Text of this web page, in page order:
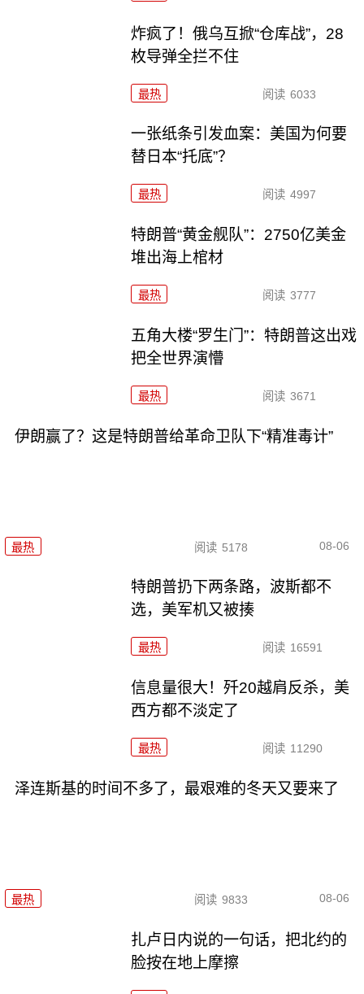
炸疯了！俄乌互掀“仓库战”，28
枚导弹全拦不住
最热 阅读 6033
一张纸条引发血案：美国为何要
替日本“托底”？
最热 阅读 4997
特朗普“黄金舰队”：2750亿美金
堆出海上棺材
最热 阅读 3777
五角大楼“罗生门”：特朗普这出戏
把全世界演懵
最热 阅读 3671
伊朗赢了？这是特朗普给革命卫队下“精准毒计”
最热 阅读 5178 08-06
特朗普扔下两条路，波斯都不
选，美军机又被揍
最热 阅读 16591
信息量很大！歼20越肩反杀，美
西方都不淡定了
最热 阅读 11290
泽连斯基的时间不多了，最艰难的冬天又要来了
最热 阅读 9833 08-06
扎卢日内说的一句话，把北约的
脸按在地上摩擦